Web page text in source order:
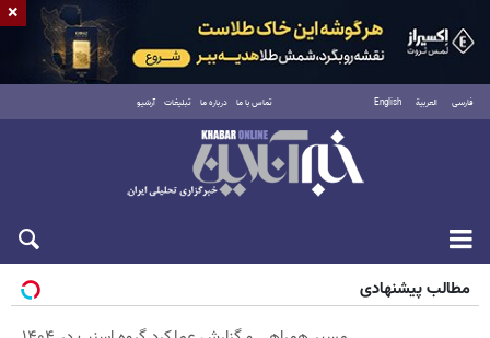
فارسی العربية English تماس با ما درباره ما تبلیغات آرشیو
پنجشنبه ۱۵ مرداد ۱۴۰۵
مطالب پیشنهادی
×